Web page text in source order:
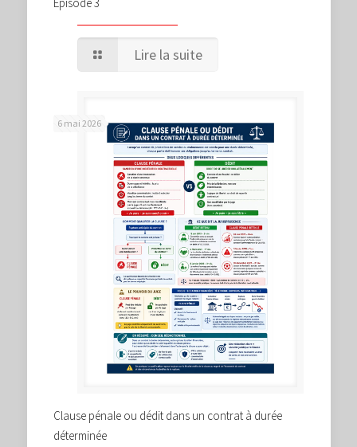
Lire la suite
6 mai 2026
Clause pénale ou dédit dans un contrat à durée
déterminée